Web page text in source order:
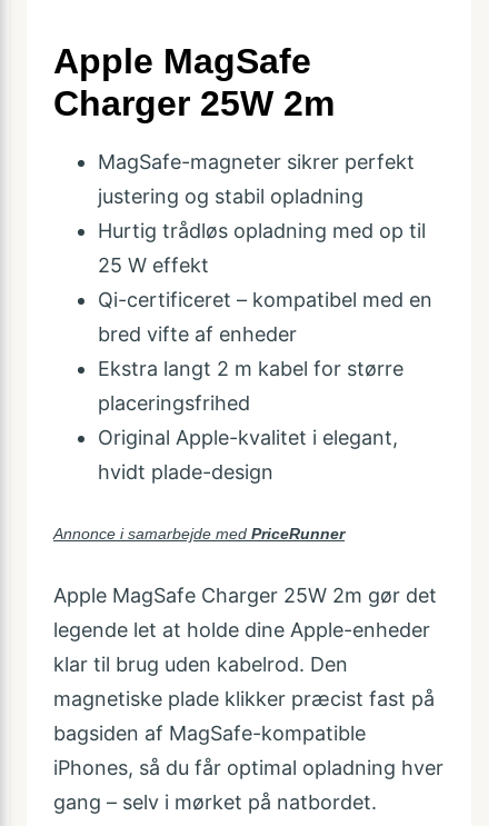
Apple MagSafe
Charger 25W 2m
MagSafe-magneter sikrer perfekt
justering og stabil opladning
Hurtig trådløs opladning med op til
25 W effekt
Qi-certificeret – kompatibel med en
bred vifte af enheder
Ekstra langt 2 m kabel for større
placeringsfrihed
Original Apple-kvalitet i elegant,
hvidt plade-design
Annonce i samarbejde med PriceRunner
Apple MagSafe Charger 25W 2m gør det
legende let at holde dine Apple-enheder
klar til brug uden kabelrod. Den
magnetiske plade klikker præcist fast på
bagsiden af MagSafe-kompatible
iPhones, så du får optimal opladning hver
gang – selv i mørket på natbordet.